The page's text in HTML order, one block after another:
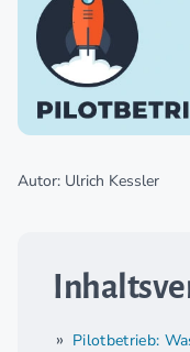
Autor: Ulrich Kessler
Pilotbetrieb: